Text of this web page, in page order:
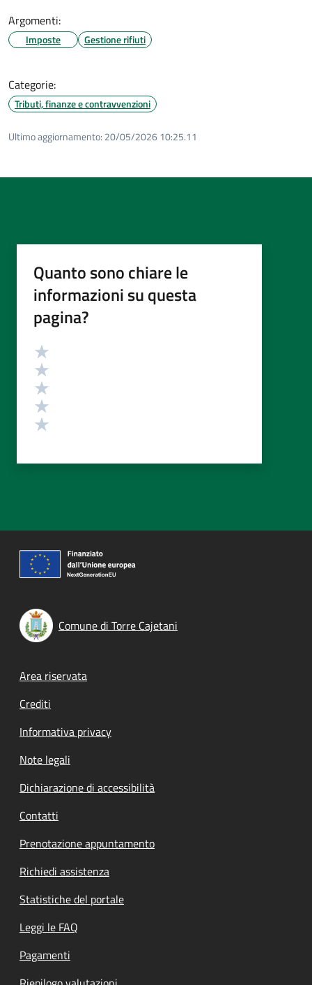
Argomenti:
Imposte Gestione rifiuti
Categorie:
Tributi, finanze e contravvenzioni
Ultimo aggiornamento: 20/05/2026 10:25.11
Quanto sono chiare le
informazioni su questa
pagina?
Valutazione
Comune di Torre Cajetani
Footer menu
Area riservata
Crediti
Informativa privacy
Note legali
Dichiarazione di accessibilità
Contatti
Prenotazione appuntamento
Richiedi assistenza
Statistiche del portale
Leggi le FAQ
Pagamenti